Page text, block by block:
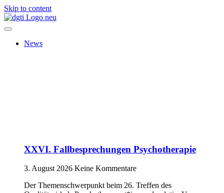
Skip to content
News
XXVI. Fallbesprechungen Psychotherapie
3. August 2026 Keine Kommentare
Der Themenschwerpunkt beim 26. Treffen des